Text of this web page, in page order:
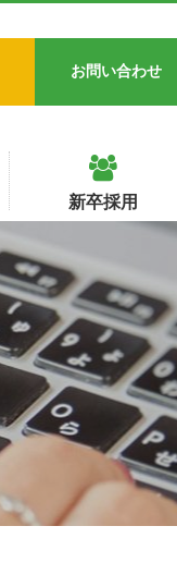
新卒採用
お問い合わせ